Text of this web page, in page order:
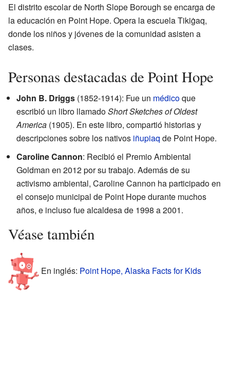
El distrito escolar de North Slope Borough se encarga de
la educación en Point Hope. Opera la escuela Tikiġaq,
donde los niños y jóvenes de la comunidad asisten a
clases.
Personas destacadas de Point Hope
John B. Driggs (1852-1914): Fue un médicoque
escribió un libro llamadoShort Sketches of Oldest
America (1905). En este libro, compartió historias y
descripciones sobre los nativos iñupiaq de Point Hope.
Caroline Cannon: Recibió el Premio Ambiental
Goldman en 2012 por su trabajo. Además de su
activismo ambiental, Caroline Cannon ha participado en
el consejo municipal de Point Hope durante muchos
años, e incluso fue alcaldesa de 1998 a 2001.
Véase también
En inglés: Point Hope, Alaska Facts for Kids